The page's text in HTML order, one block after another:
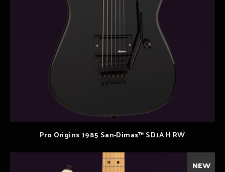
Pro Origins 1985 San-Dimas™ SD1A H RW
NEW